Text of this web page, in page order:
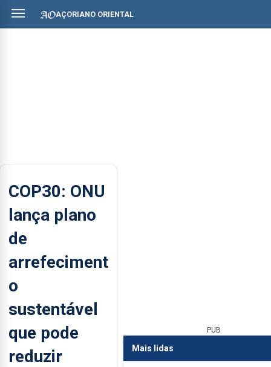
AÇORIANO ORIENTAL
COP30: ONU
lança plano
de
arrefeciment
o
sustentável
que pode
reduzir
PUB
Mais lidas